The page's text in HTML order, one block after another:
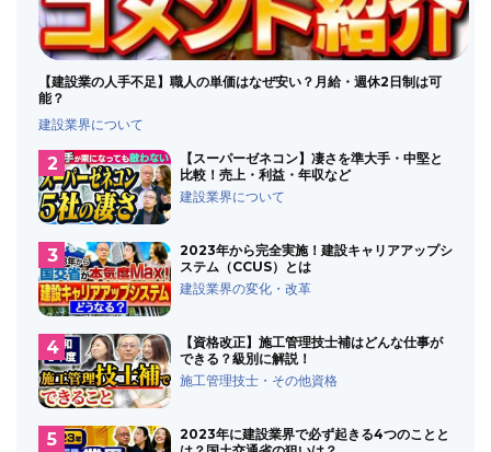
【建設業の人手不足】職人の単価はなぜ安い？月給・週休2日制は可
能？
建設業界について
【スーパーゼネコン】凄さを準大手・中堅と
比較！売上・利益・年収など
建設業界について
2023年から完全実施！建設キャリアアップシ
ステム（CCUS）とは
建設業界の変化・改革
【資格改正】施工管理技士補はどんな仕事が
できる？級別に解説！
施工管理技士・その他資格
2023年に建設業界で必ず起きる4つのことと